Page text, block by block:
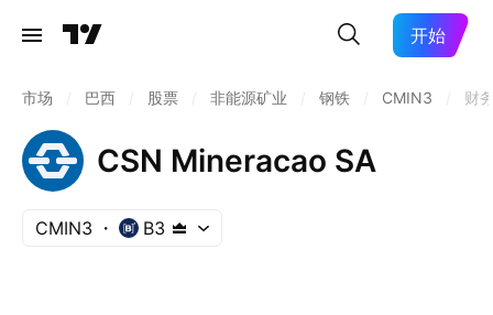
开始
市场 巴西 股票 非能源矿业 钢铁 CMIN3 财
CSN Mineracao SA
CMIN3 B3